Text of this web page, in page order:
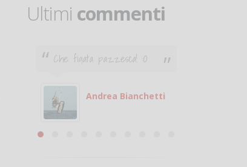
Ultimi commenti
Che figata pazzesca! :O
Andrea Bianchetti